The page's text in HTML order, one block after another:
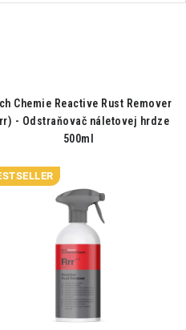
Chemie Reactive Rust Remover
- Odstraňovač náletovej hrdze
500ml